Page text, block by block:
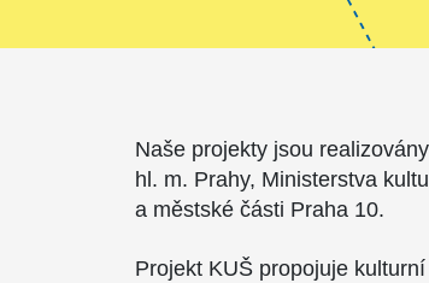
Naše projekty jsou
hl. m. Prahy, Ministerstva
a městské části Praha 10.
Projekt KUŠ propojuje